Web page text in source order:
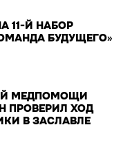
11-Й НАБОР
БУДУЩЕГО»
МЕДПОМОЩИ
ПРОВЕРИЛ ХОД
В ЗАСЛАВЛЕ